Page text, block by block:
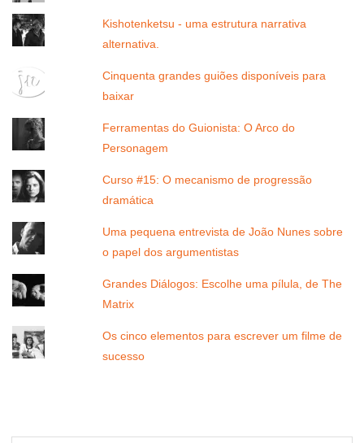
Kishotenketsu - uma estrutura narrativa
alternativa.
Cinquenta grandes guiões disponíveis para
baixar
Ferramentas do Guionista: O Arco do
Personagem
Curso #15: O mecanismo de progressão
dramática
Uma pequena entrevista de João Nunes sobre
o papel dos argumentistas
Grandes Diálogos: Escolhe uma pílula, de The
Matrix
Os cinco elementos para escrever um filme de
sucesso